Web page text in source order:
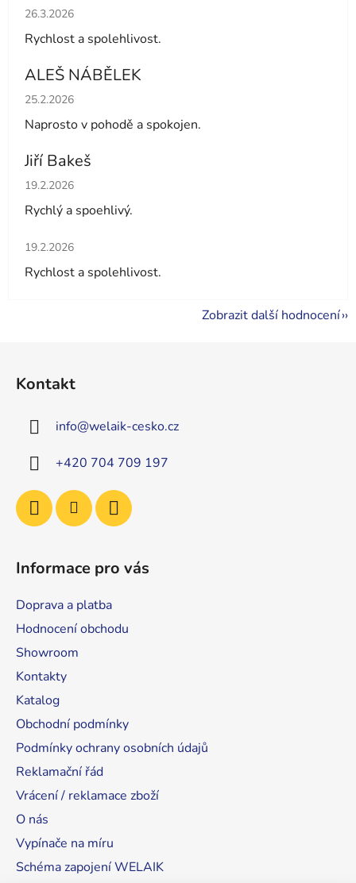
Hodnocení obchodu je 5 z 5 hvězdiček.
26.3.2026
Rychlost a spolehlivost.
ALEŠ NÁBĚLEK
Hodnocení obchodu je 5 z 5 hvězdiček.
25.2.2026
Naprosto v pohodě a spokojen.
Jiří Bakeš
Hodnocení obchodu je 5 z 5 hvězdiček.
19.2.2026
Rychlý a spoehlivý.
Hodnocení obchodu je 5 z 5 hvězdiček.
19.2.2026
Rychlost a spolehlivost.
Zobrazit další hodnocení
Kontakt
info@welaik-cesko.cz
+420 704 709 197
Informace pro vás
Doprava a platba
Hodnocení obchodu
Showroom
Kontakty
Katalog
Obchodní podmínky
Podmínky ochrany osobních údajů
Reklamační řád
Vrácení / reklamace zboží
O nás
Vypínače na míru
Schéma zapojení WELAIK